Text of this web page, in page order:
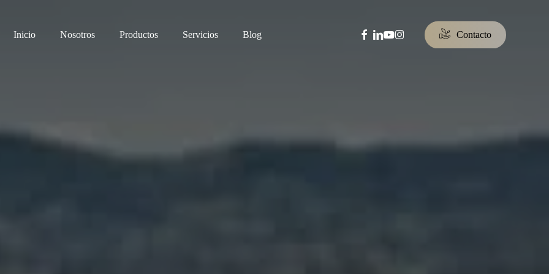
Inicio Nosotros Productos Servicios Blog facebook
linkedin
youtube
instagram Contacto